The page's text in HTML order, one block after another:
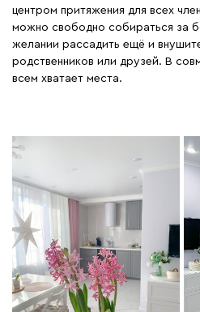
центром притяжения для всех
можно свободно собираться за
желании рассадить ещё и
родственников или друзей. В
всем хватает места.